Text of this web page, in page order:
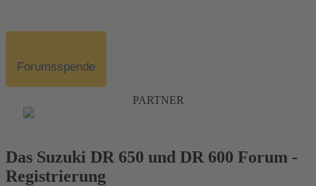
Forumsspende
PARTNER
Das Suzuki DR 650 und DR 600 Forum -
Registrierung